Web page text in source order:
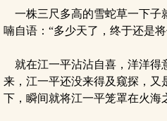
一株三尺多高的雪蛇草一下子
喃自语：“多少天了，终于还是
就在江一平沾沾自喜，洋洋得
来，江一平还没来得及窥探，又
下，瞬间就将江一平笼罩在火海